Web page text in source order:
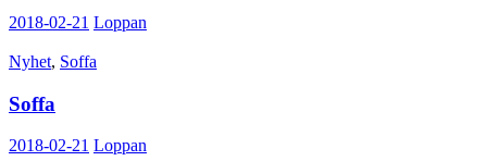
2018-02-21 Loppan
Nyhet, Soffa
Soffa
2018-02-21 Loppan